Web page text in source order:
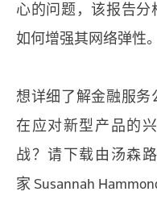
心的问题，该报告
如何增强其网络弹性。
想详细了解金融服务
在应对新型产品的
战？请下载由汤森
家 Susannah